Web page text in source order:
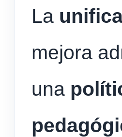
La
mejora
una